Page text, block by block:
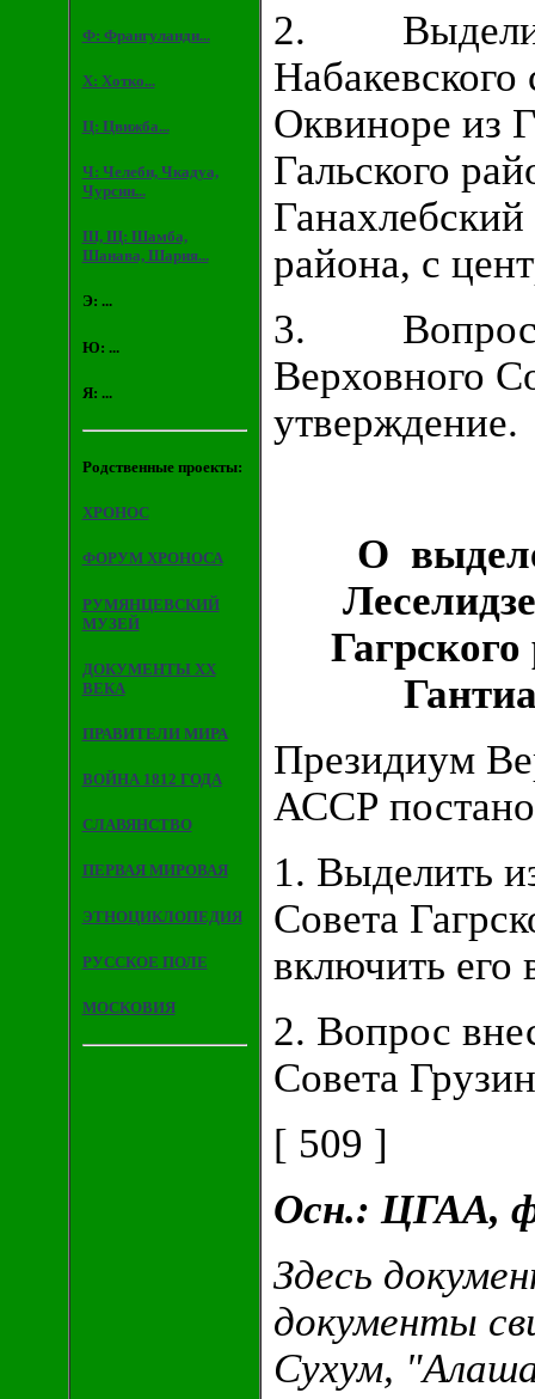
Ф: Франгуланди...
Х: Хотко...
Ц: Цвижба...
Ч: Челеби, Чкадуа,
Чурсин...
Ш, Щ: Шамба,
Шанава, Шария...
Э: ...
Ю: ...
Я: ...
Родственные проекты:
ХРОНОС
ФОРУМ ХРОНОСА
РУМЯНЦЕВСКИЙ
МУЗЕЙ
ДОКУМЕНТЫ XX
ВЕКА
ПРАВИТЕЛИ МИРА
ВОЙНА 1812 ГОДА
СЛАВЯНСТВО
ПЕРВАЯ МИРОВАЯ
ЭТНОЦИКЛОПЕДИЯ
РУССКОЕ ПОЛЕ
МОСКОВИЯ
2. Выделить
Набакевского
Оквиноре из
Гальского
Ганахлебский
района, с
3. Вопрос
Верховного
утверждение.
О
Президиум
АССР
1. Выделить
Совета
включить его
2. Вопрос
Совета
[ 509 ]
Осн.: ЦГАА,
Здесь
документы
Сухум,